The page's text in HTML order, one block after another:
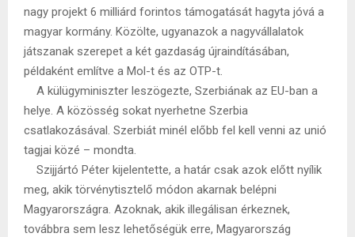
nagy projekt 6 milliárd forintos támogatását hagyta jóvá a
magyar kormány. Közölte, ugyanazok a nagyvállalatok
játszanak szerepet a két gazdaság újraindításában,
példaként említve a Mol-t és az OTP-t.
A külügyminiszter leszögezte, Szerbiának az EU-ban a
helye. A közösség sokat nyerhetne Szerbia
csatlakozásával. Szerbiát minél előbb fel kell venni az unió
tagjai közé – mondta.
Szijjártó Péter kijelentette, a határ csak azok előtt nyílik
meg, akik törvénytisztelő módon akarnak belépni
Magyarországra. Azoknak, akik illegálisan érkeznek,
továbbra sem lesz lehetőségük erre, Magyarország